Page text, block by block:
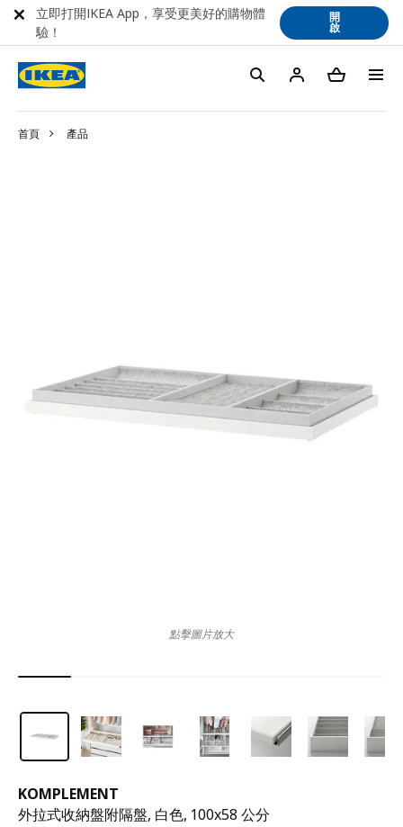
首頁 產品
KOMPLEMENT
外拉式收納盤附隔盤, 白色, 100x58 公分
點擊圖片放大
立即打開IKEA App，享受更美好的購物體
驗！
開
啟